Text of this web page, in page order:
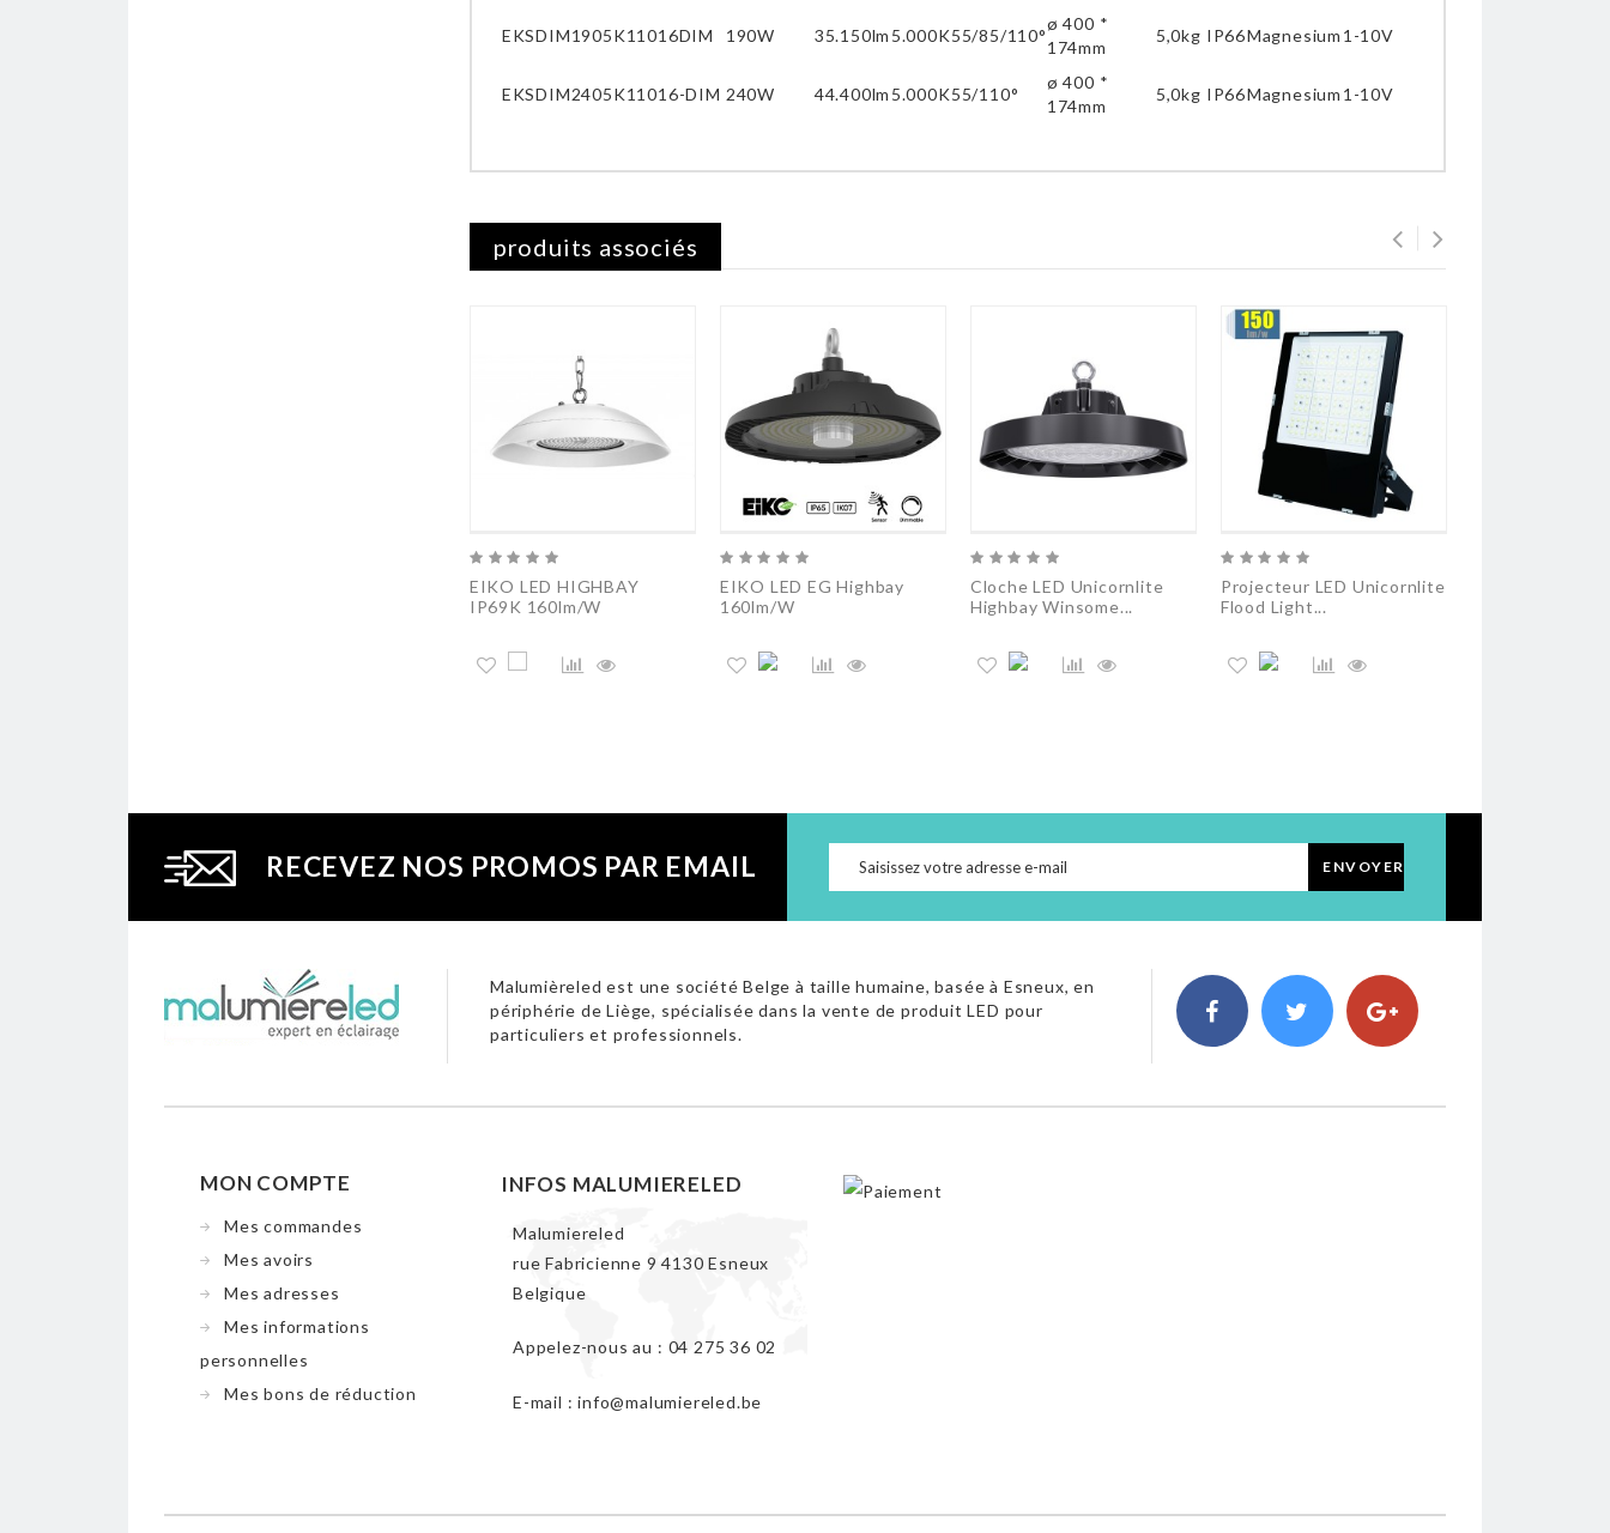
EKSDIM1905K11016DIM 190W 35.150lm 5.000K55/85/110°
ø 400 *
174mm
5,0kg IP66Magnesium 1-10V
EKSDIM2405K11016-DIM 240W 44.400lm 5.000K55/110°
ø 400 *
174mm
5,0kg IP66Magnesium 1-10V
produits associés
EIKO LED HIGHBAY
IP69K 160lm/W
EIKO LED EG Highbay
160lm/W
Cloche LED Unicornlite
Highbay Winsome...
Projecteur LED Unicornlite
Flood Light...
RECEVEZ NOS PROMOS PAR EMAIL ENVOYER
Malumièreled est une société Belge à taille humaine, basée à Esneux, en
périphérie de Liège, spécialisée dans la vente de produit LED pour
particuliers et professionnels.
MON COMPTE
Mes commandes
Mes avoirs
Mes adresses
Mes informations
personnelles
Mes bons de réduction
INFOS MALUMIERELED
Malumiereled
rue Fabricienne 9 4130 Esneux
Belgique
Appelez-nous au : 04 275 36 02
E-mail :info@malumiereled.be